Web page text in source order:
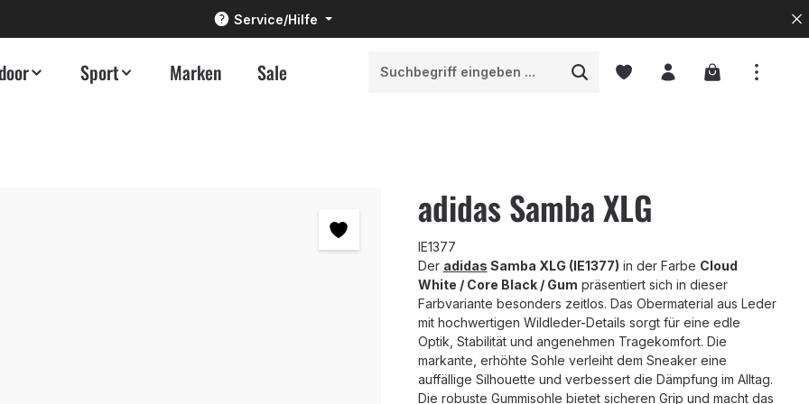
Service/Hilfe
Sport Marken Sale Warenkorb
adidas Samba XLG
IE1377
Der adidas Samba XLG (IE1377) in der Farbe Cloud
White / Core Black / Gum präsentiert sich in dieser
Farbvariante besonders zeitlos. Das Obermaterial aus Leder
mit hochwertigen Wildleder-Details sorgt für eine edle
Optik, Stabilität und angenehmen Tragekomfort. Die
markante, erhöhte Sohle verleiht dem Sneaker eine
auffällige Silhouette und verbessert die Dämpfung im Alltag.
Die robuste Gummisohle bietet sicheren Grip und macht das